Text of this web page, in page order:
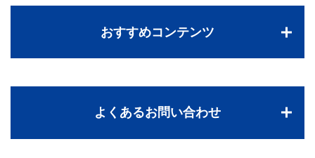
おすすめコンテンツ
よくあるお問い合わせ